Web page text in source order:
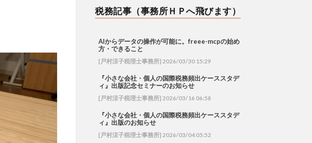
税務記事（事務所ＨＰへ飛びます）
AIからデータの操作が可能に。freee-mcpの始め
方・できること
[戸村涼子税理士事務所] 2026/03/30 15:29
『小さな会社・個人の国際税務頻出ケーススタデ
ィ』出版記念セミナーのお知らせ
[戸村涼子税理士事務所] 2026/03/16 06:58
『小さな会社・個人の国際税務頻出ケーススタデ
ィ』出版のお知らせ
[戸村涼子税理士事務所] 2026/03/04 05:52